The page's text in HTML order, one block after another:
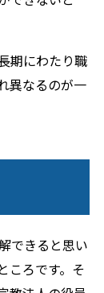
期にわたり職
異なるのが一
できると思い
ころです。そ